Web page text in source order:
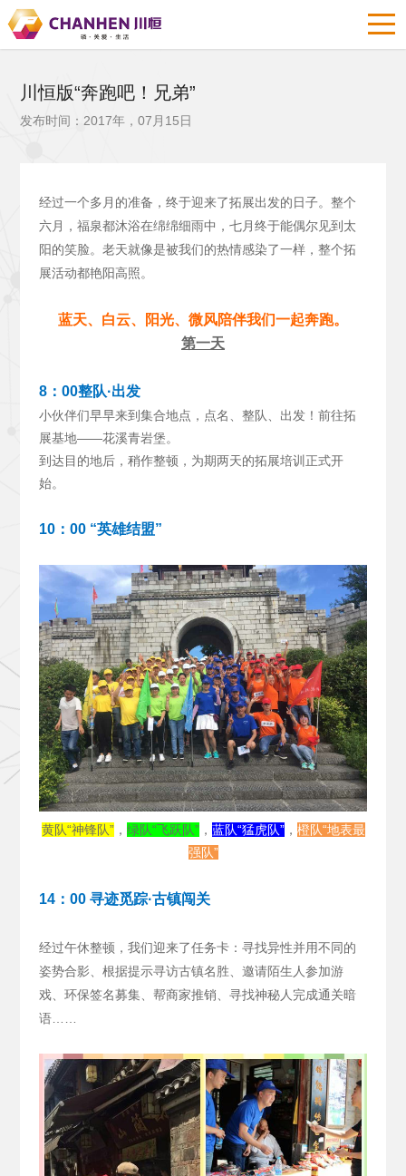
川恒版“奔跑吧！兄弟”
发布时间：2017年，07月15日
经过一个多月的准备，终于迎来了拓展出发的日子。整个
六月，福泉都沐浴在绵绵细雨中，七月终于能偶尔见到太
阳的笑脸。老天就像是被我们的热情感染了一样，整个拓
展活动都艳阳高照。
蓝天、白云、阳光、微风陪伴我们一起奔跑。
第一天
8：00整队·出发
小伙伴们早早来到集合地点，点名、整队、出发！前往拓
展基地——花溪青岩堡。
到达目的地后，稍作整顿，为期两天的拓展培训正式开
始。
10：00 “英雄结盟”
黄队“神锋队” ， 绿队“飞跃队” ， 蓝队“猛虎队”， 橙队“地表最
强队”
14：00 寻迹觅踪·古镇闯关
经过午休整顿，我们迎来了任务卡：寻找异性并用不同的
姿势合影、根据提示寻访古镇名胜、邀请陌生人参加游
戏、环保签名募集、帮商家推销、寻找神秘人完成通关暗
语……